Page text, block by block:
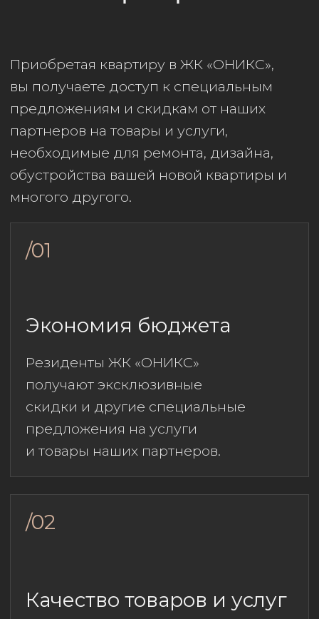
Всем резидентам
мы предоставляем «Книгу
и проще выбрать нужного
поставщика услуг или товаров.
/03
с проверенными и надежными
Наши партнеры предоставляют
не только скидки, но
и дополнительные услуги, такие как
гарантийное обслуживание.
/04
Экономия времени
Дополнительные услуги
Специальные